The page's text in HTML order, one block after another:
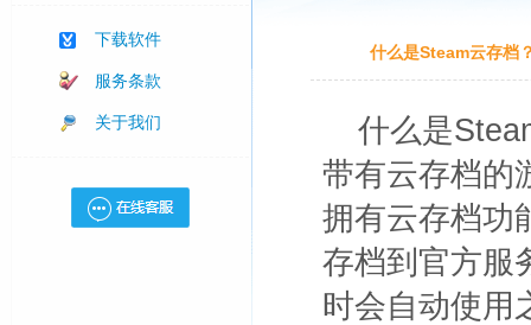
下载软件
服务条款
关于我们
什么是Steam云存档
什么是
带有云存档的
拥有云存档功
存档到官方服
时会自动使用